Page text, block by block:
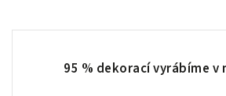
95 % dekorací vyrábíme v